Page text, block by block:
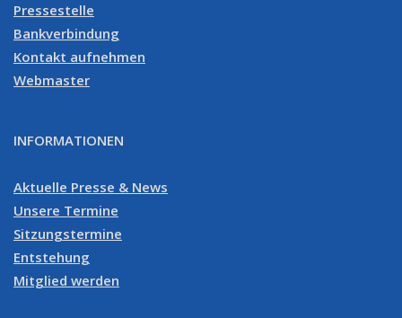
Pressestelle
Bankverbindung
Kontakt aufnehmen
Webmaster
INFORMATIONEN
Aktuelle Presse & News
Unsere Termine
Sitzungstermine
Entstehung
Mitglied werden